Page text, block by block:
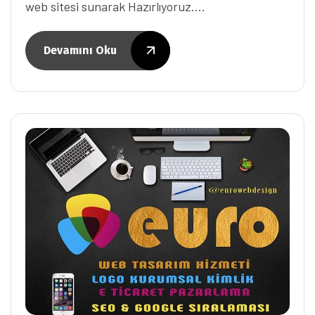
web sitesi sunarak Hazırlıyoruz.…
Devamını Oku